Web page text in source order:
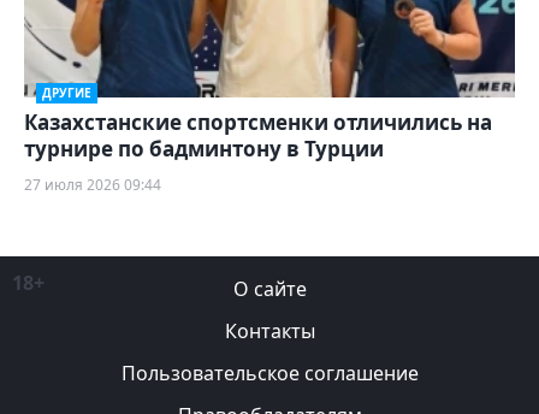
ДРУГИЕ
Казахстанские спортсменки отличились на
турнире по бадминтону в Турции
27 июля 2026 09:44
18+
О сайте
Контакты
Пользовательское соглашение